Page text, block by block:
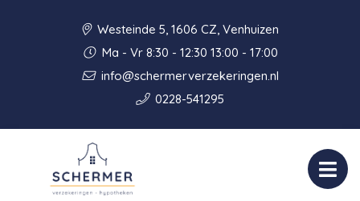
Westeinde 5, 1606 CZ, Venhuizen
Ma - Vr 8:30 - 12:30 13:00 - 17:00
info@schermerverzekeringen.nl
0228-541295